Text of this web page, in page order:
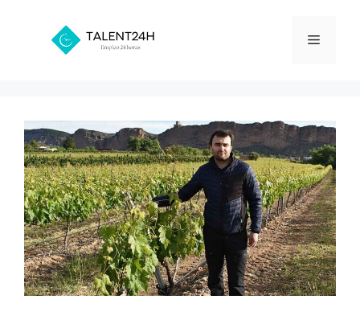
contenido
Menú